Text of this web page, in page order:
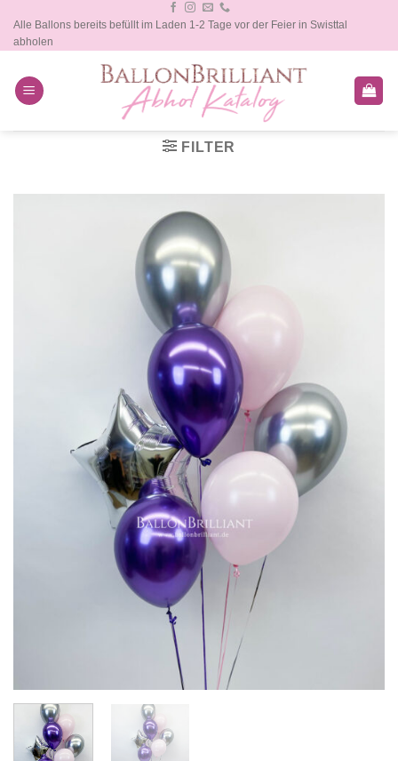
Inhalt
springen
Alle Ballons bereits befüllt im Laden 1-2 Tage vor der Feier in Swisttal
abholen
FILTER